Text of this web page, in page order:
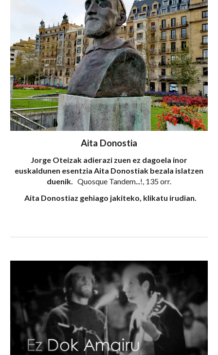
Aita Donostia
Jorge Oteizak adierazi zuen ez dagoela inor
euskaldunen esentzia Aita Donostiak bezala islatzen
duenik. Quosque Tandem...!, 135 orr.
Aita Donostiaz gehiago jakiteko, klikatu irudian.